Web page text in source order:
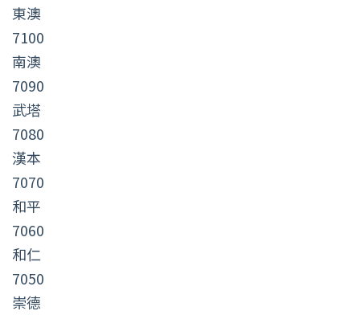
東澳
7100
南澳
7090
武塔
7080
漢本
7070
和平
7060
和仁
7050
崇德